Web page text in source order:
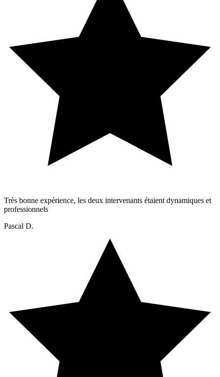
Très bonne expérience, les deux intervenants étaient dynamiques et
professionnels
Pascal D.